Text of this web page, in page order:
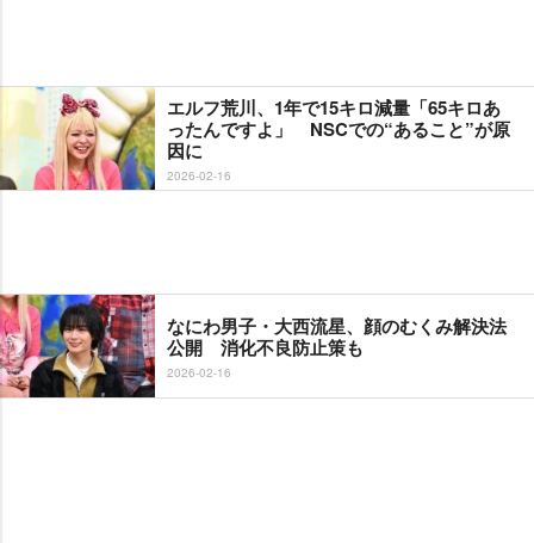
エルフ荒川、1年で15キロ減量「65キロあ
ったんですよ」 NSCでの“あること”が原
因に
2026-02-16
なにわ男子・大西流星、顔のむくみ解決法
公開 消化不良防止策も
2026-02-16